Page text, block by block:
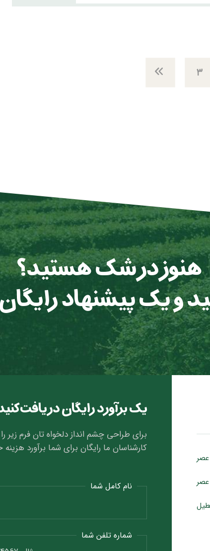
۳
هنوز در شک هستید؟
و یک پیشنهاد
یک برآورد رایگان دریافت
برای طراحی چشم انداز دلخواه تان فرم زیر را
کارشناسان ما رایگان برای شما برآورد هزینه
نام کامل شما
شماره تلفن شما